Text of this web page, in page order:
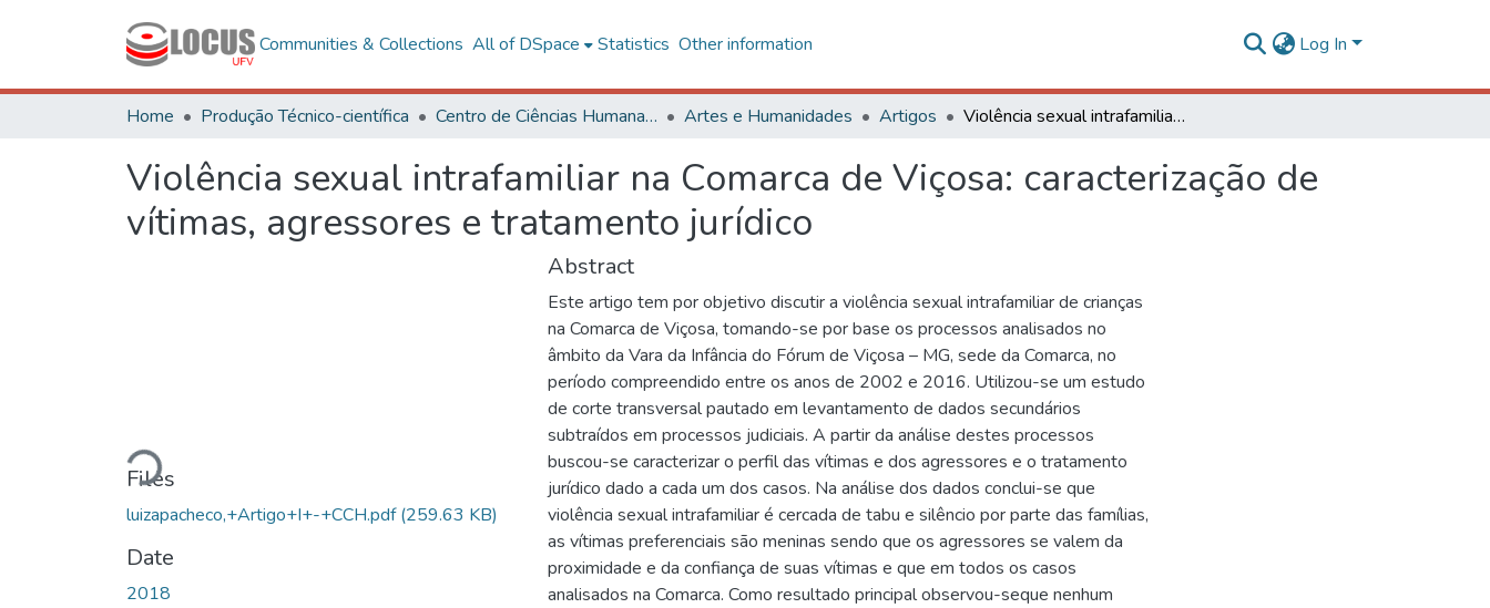
Communities & Collections All of DSpace Statistics Other information Log In
Home Produção Técnico-científica Centro de Ciências Humanas, Letras e Artes Artes e Humanidades Artigos Violência sexual intrafamiliar na Comarca de Viçosa: caracterização de vítimas, agressores e tratamento jurídico
Violência sexual intrafamiliar na Comarca de Viçosa: caracterização de
vítimas, agressores e tratamento jurídico
Loading...
Files
luizapacheco,+Artigo+I+-+CCH.pdf(259.63 KB)
Date
2018
Abstract
Este artigo tem por objetivo discutir a violência sexual intrafamiliar de crianças
na Comarca de Viçosa, tomando-se por base os processos analisados no
âmbito da Vara da Infância do Fórum de Viçosa – MG, sede da Comarca, no
período compreendido entre os anos de 2002 e 2016. Utilizou-se um estudo
de corte transversal pautado em levantamento de dados secundários
subtraídos em processos judiciais. A partir da análise destes processos
buscou-se caracterizar o perfil das vítimas e dos agressores e o tratamento
jurídico dado a cada um dos casos. Na análise dos dados conclui-se que
violência sexual intrafamiliar é cercada de tabu e silêncio por parte das famílias,
as vítimas preferenciais são meninas sendo que os agressores se valem da
proximidade e da confiança de suas vítimas e que em todos os casos
analisados na Comarca. Como resultado principal observou-seque nenhum